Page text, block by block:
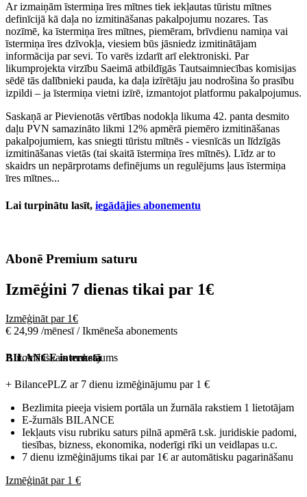
Ar izmaiņām īstermiņa īres mītnes tiek iekļautas tūristu mītnes
definīcijā kā daļa no izmitināšanas pakalpojumu nozares. Tas
nozīmē, ka īstermiņa īres mītnes, piemēram, brīvdienu namiņa vai
īstermiņa īres dzīvokļa, viesiem būs jāsniedz izmitinātājam
informācija par sevi. To varēs izdarīt arī elektroniski. Par
likumprojekta virzību Saeimā atbildīgās Tautsaimniecības komisijas
sēdē tās dalībnieki pauda, ka daļa izīrētāju jau nodrošina šo prasību
izpildi – ja īstermiņa vietni izīrē, izmantojot platformu pakalpojumus.
Saskaņā ar Pievienotās vērtības nodokļa likuma 42. panta desmito
daļu PVN samazināto likmi 12% apmērā piemēro izmitināšanas
pakalpojumiem, kas sniegti tūristu mītnēs - viesnīcās un līdzīgās
izmitināšanas vietās (tai skaitā īstermiņa īres mītnēs). Līdz ar to
skaidrs un nepārprotams definējums un regulējums ļaus īstermiņa
īres mītnes...
Lai turpinātu lasīt, iegādājies abonementu
Abonē Premium saturu
Izmēģini 7 dienas tikai par 1€
Izmēģināt par 1€
€ 24,99 /mēnesī / Ikmēneša abonements
Automātiskais maksājums
BILANCE internetā
+ BilancePLZ ar 7 dienu izmēģinājumu par 1 €
Bezlimita pieeja visiem portāla un žurnāla rakstiem 1 lietotājam
E-žurnāls BILANCE
Iekļauts visu rubriku saturs pilnā apmērā t.sk. juridiskie padomi,
tiesības, bizness, ekonomika, noderīgi rīki un veidlapas u.c.
7 dienu izmēģinājums tikai par 1€ ar automātisku pagarināšanu
Izmēģināt par 1 €